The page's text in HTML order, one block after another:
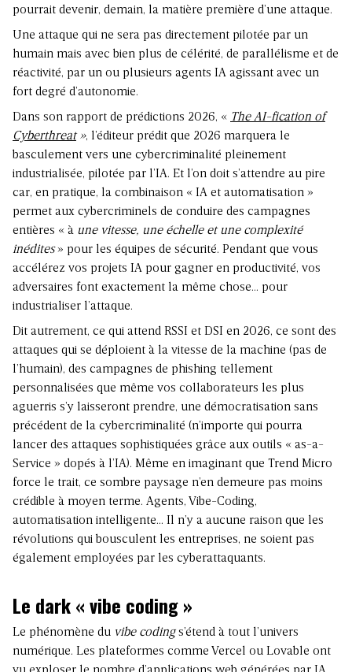
pourrait devenir, demain, la matière première d’une attaque.
Une attaque qui ne sera pas directement pilotée par un
humain mais avec bien plus de célérité, de parallélisme et de
réactivité, par un ou plusieurs agents IA agissant avec un
fort degré d’autonomie.
Dans son rapport de prédictions 2026, « The AI-fication of
Cyberthreat», l’éditeur prédit que 2026 marquera le
basculement vers une cybercriminalité pleinement
industrialisée, pilotée par l’IA. Et l’on doit s’attendre au pire
car, en pratique, la combinaison « IA et automatisation »
permet aux cybercriminels de conduire des campagnes
entières « à une vitesse, une échelle et une complexité
inédites» pour les équipes de sécurité. Pendant que vous
accélérez vos projets IA pour gagner en productivité, vos
adversaires font exactement la même chose… pour
industrialiser l’attaque.
Dit autrement, ce qui attend RSSI et DSI en 2026, ce sont des
attaques qui se déploient à la vitesse de la machine (pas de
l’humain), des campagnes de phishing tellement
personnalisées que même vos collaborateurs les plus
aguerris s’y laisseront prendre, une démocratisation sans
précédent de la cybercriminalité (n’importe qui pourra
lancer des attaques sophistiquées grâce aux outils « as-a-
Service » dopés à l’IA). Même en imaginant que Trend Micro
force le trait, ce sombre paysage n’en demeure pas moins
crédible à moyen terme. Agents, Vibe-Coding,
automatisation intelligente… Il n’y a aucune raison que les
révolutions qui bousculent les entreprises, ne soient pas
également employées par les cyberattaquants.
Le dark « vibe coding »
Le phénomène du vibe codings’étend à tout l’univers
numérique. Les plateformes comme Vercel ou Lovable ont